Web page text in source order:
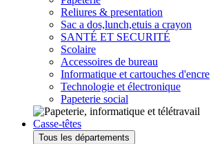
Reliures & presentation
Sac a dos,lunch,etuis a crayon
SANTÉ ET SECURITÉ
Scolaire
Accessoires de bureau
Informatique et cartouches d'encre
Technologie et électronique
Papeterie social
Casse-têtes
Tous les départements